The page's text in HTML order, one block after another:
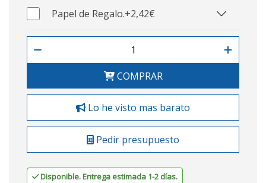
Papel de Regalo.+2,42€
COMPRAR
Lo he visto mas barato
Pedir presupuesto
Disponible. Entrega estimada 1-2 días.